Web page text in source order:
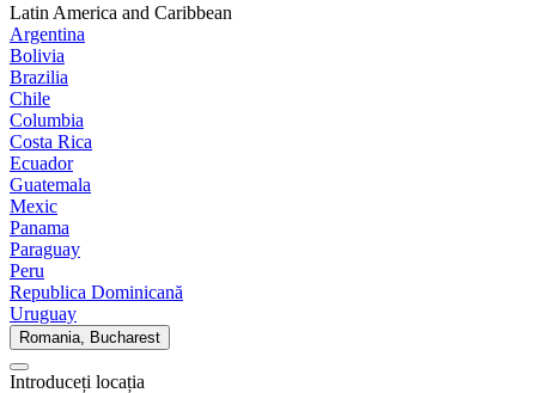
Latin America and Caribbean
Argentina
Bolivia
Brazilia
Chile
Columbia
Costa Rica
Ecuador
Guatemala
Mexic
Panama
Paraguay
Peru
Republica Dominicană
Uruguay
Romania, Bucharest
Introduceți locația